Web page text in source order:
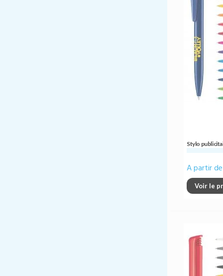
Stylo
A partir de
Voir le